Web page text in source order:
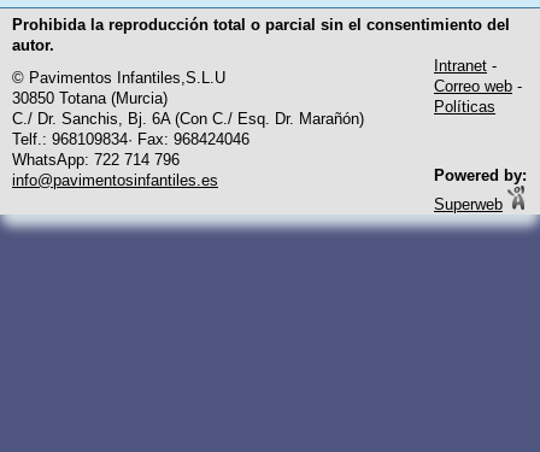
Prohibida la reproducción total o parcial sin el consentimiento del
autor.
© Pavimentos Infantiles,S.L.U
30850 Totana (Murcia)
C./ Dr. Sanchis, Bj. 6A (Con C./ Esq. Dr. Marañón)
Telf.: 968109834· Fax: 968424046
WhatsApp: 722 714 796
info@pavimentosinfantiles.es
Intranet -
Correo web -
Políticas
Powered by:
Superweb